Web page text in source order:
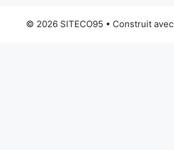
© 2026 SITECO95 • Construit avec